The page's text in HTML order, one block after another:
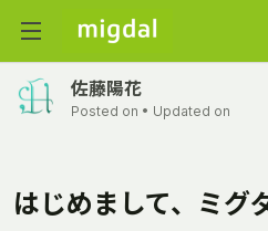
佐藤陽花
Posted on • Updated on
はじめまして、ミグ